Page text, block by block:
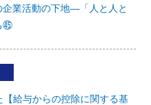
企業活動の下地―「人と人と
㊺
【給与からの控除に関する基